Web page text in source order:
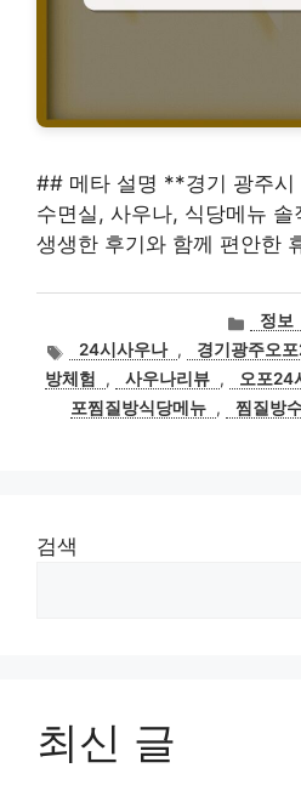
## 메타 설명 **경기 광주시
수면실, 사우나, 식당메뉴
생생한 후기와 함께 편안한
카
테
고
리
정보
태
그
24시사우나 , 경기광주오
방체험
, 사우나리뷰 , 오포24
포찜질방식당메뉴 , 찜질방
검색
최신 글